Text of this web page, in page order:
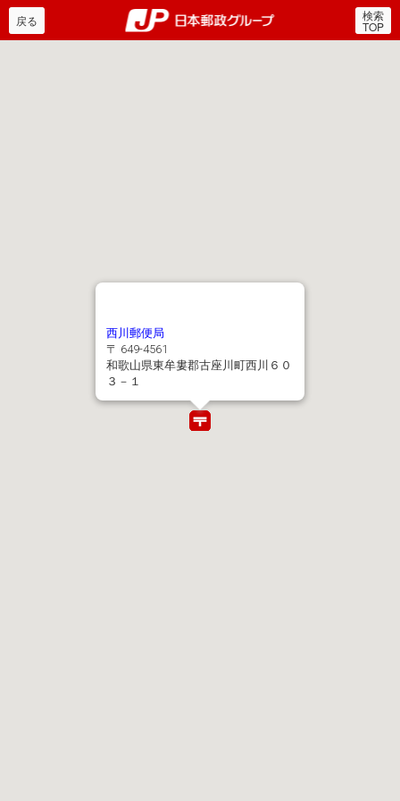
郵便局・日本郵政グルー
戻る 検索
TOP
西川郵便局
〒 649-4561
和歌山県東牟婁郡古座川町西川６０
３－１